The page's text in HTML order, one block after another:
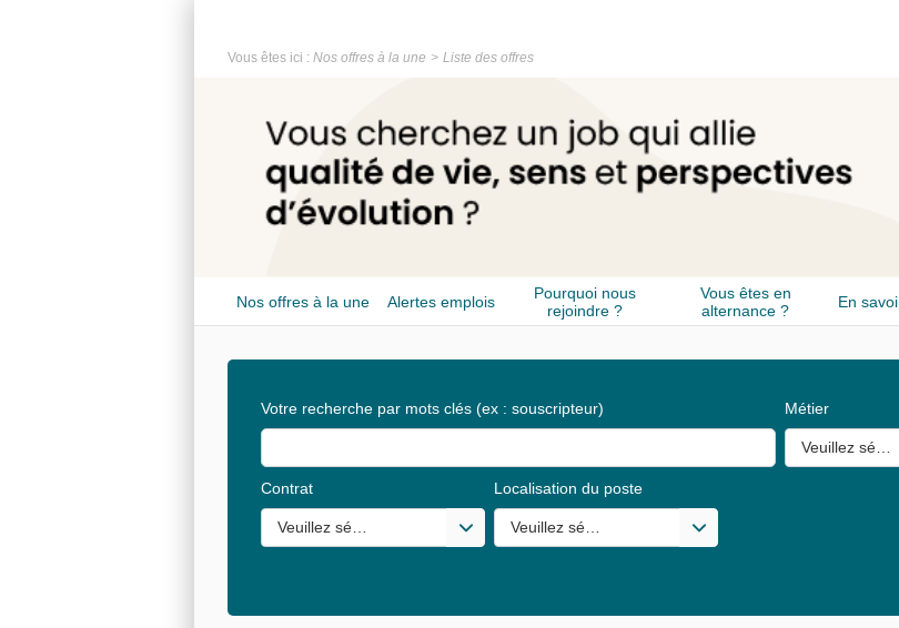
Vous êtes ici : Nos offres à la une Liste des offres
Nos offres à la une Alertes emplois
Pourquoi nous
rejoindre ?
Vous êtes en
alternance ?
En
Votre recherche par mots clés (ex : souscripteur) Métier
Veuillez
Contrat
Veuillez sélectionner une ou des valeurs
Localisation du poste
Veuillez sélectionner une ou des valeurs